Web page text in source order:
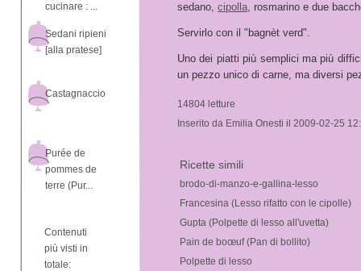
cucinare : ...
Sedani ripieni
[alla pratese]
Castagnaccio
Purée de
pommes de
terre (Pur...
Contenuti
più visti in
totale:
sedano, cipolla, rosmarino e due
Servirlo con il "bagnèt verd".
Uno dei piatti più semplici ma più
un pezzo unico di carne, ma diversi
14804 letture
Inserito da Emilia Onesti il 2009-02-25
Ricette simili
brodo-di-manzo-e-gallina-lesso
Francesina (Lesso rifatto con le cipolle)
Gupta (Polpette di lesso all'uvetta)
Pain de boœuf (Pan di bollito)
Polpette di lesso